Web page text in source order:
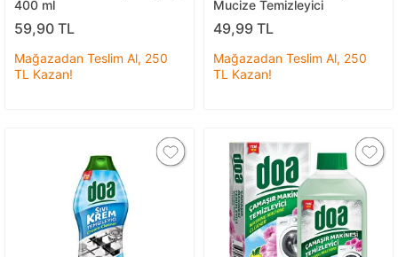
400 ml
59,90 TL
Mağazadan Teslim Al, 250
TL Kazan!
Mucize Temizleyici
49,99 TL
Mağazadan Teslim Al, 250
TL Kazan!